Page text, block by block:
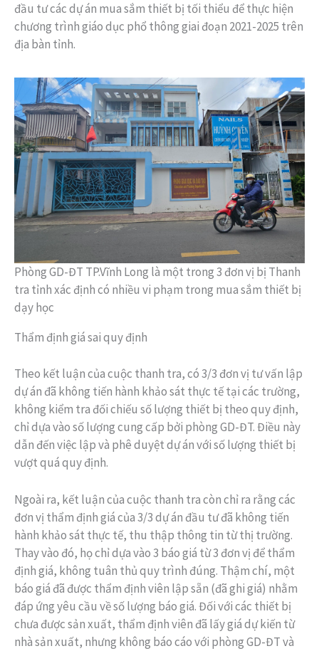
đầu tư các dự án mua sắm thiết bị tối thiểu để thực hiện
chương trình giáo dục phổ thông giai đoạn 2021-2025 trên
địa bàn tỉnh.
Phòng GD-ĐT TP.Vĩnh Long là một trong 3 đơn vị bị Thanh
tra tỉnh xác định có nhiều vi phạm trong mua sắm thiết bị
dạy học
Thẩm định giá sai quy định
Theo kết luận của cuộc thanh tra, có 3/3 đơn vị tư vấn lập
dự án đã không tiến hành khảo sát thực tế tại các trường,
không kiểm tra đối chiếu số lượng thiết bị theo quy định,
chỉ dựa vào số lượng cung cấp bởi phòng GD-ĐT. Điều này
dẫn đến việc lập và phê duyệt dự án với số lượng thiết bị
vượt quá quy định.
Ngoài ra, kết luận của cuộc thanh tra còn chỉ ra rằng các
đơn vị thẩm định giá của 3/3 dự án đầu tư đã không tiến
hành khảo sát thực tế, thu thập thông tin từ thị trường.
Thay vào đó, họ chỉ dựa vào 3 báo giá từ 3 đơn vị để thẩm
định giá, không tuân thủ quy trình đúng. Thậm chí, một
báo giá đã được thẩm định viên lập sẵn (đã ghi giá) nhằm
đáp ứng yêu cầu về số lượng báo giá. Đối với các thiết bị
chưa được sản xuất, thẩm định viên đã lấy giá dự kiến từ
nhà sản xuất, nhưng không báo cáo với phòng GD-ĐT và